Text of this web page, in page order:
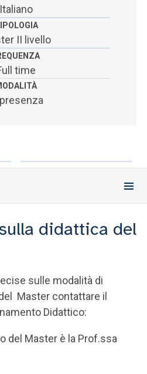
Italiano
II livello
time
didattica del
sulle modalità di
Master contattare il
Didattico:
del Master è la Prof.ssa